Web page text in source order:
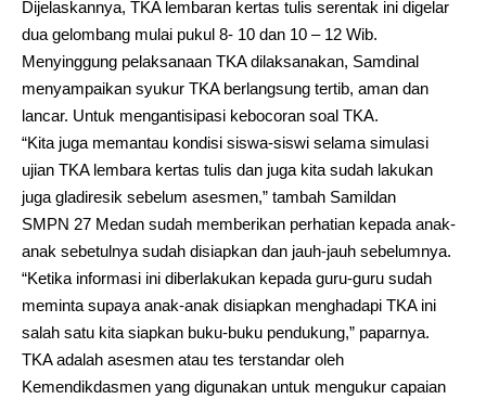
Dijelaskannya, TKA lembaran kertas tulis serentak ini digelar
dua gelombang mulai pukul 8- 10 dan 10 – 12 Wib.
Menyinggung pelaksanaan TKA dilaksanakan, Samdinal
menyampaikan syukur TKA berlangsung tertib, aman dan
lancar. Untuk mengantisipasi kebocoran soal TKA.
“Kita juga memantau kondisi siswa-siswi selama simulasi
ujian TKA lembara kertas tulis dan juga kita sudah lakukan
juga gladiresik sebelum asesmen,” tambah Samildan
SMPN 27 Medan sudah memberikan perhatian kepada anak-
anak sebetulnya sudah disiapkan dan jauh-jauh sebelumnya.
“Ketika informasi ini diberlakukan kepada guru-guru sudah
meminta supaya anak-anak disiapkan menghadapi TKA ini
salah satu kita siapkan buku-buku pendukung,” paparnya.
TKA adalah asesmen atau tes terstandar oleh
Kemendikdasmen yang digunakan untuk mengukur capaian